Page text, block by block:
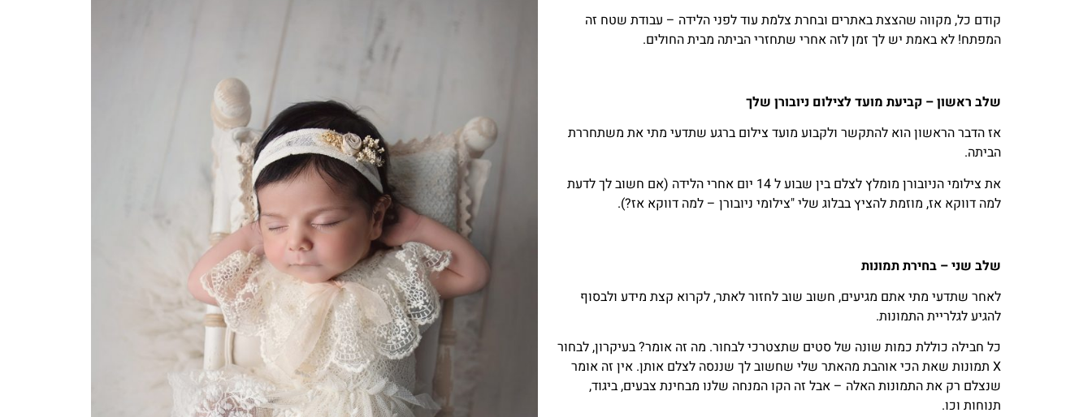
קודם כל, מקווה שהצצת באתרים ובחרת צלמת עוד לפני הלידה – עבודת שטח זה
המפתח! לא באמת יש לך זמן לזה אחרי שתחזרי הביתה מבית החולים.
שלב ראשון – קביעת מועד לצילום ניובורן שלך
אז הדבר הראשון הוא להתקשר ולקבוע מועד צילום ברגע שתדעי מתי את משתחררת
הביתה.
את צילומי הניובורן מומלץ לצלם בין שבוע ל 14 יום אחרי הלידה (אם חשוב לך לדעת
למה דווקא אז, מוזמת להציץ בבלוג שלי "צילומי ניובורן – למה דווקא אז?).
שלב שני – בחירת תמונות
לאחר שתדעי מתי אתם מגיעים, חשוב שוב לחזור לאתר, לקרוא קצת מידע ולבסוף
להגיע לגלריית התמונות.
כל חבילה כוללת כמות שונה של סטים שתצטרכי לבחור. מה זה אומר? בעיקרון, לבחור
X תמונות שאת הכי אוהבת מהאתר שלי שחשוב לך שננסה לצלם אותן. אין זה אומר
שנצלם רק את התמונות האלה – אבל זה הקו המנחה שלנו מבחינת צבעים, ביגוד,
תנוחות וכו.